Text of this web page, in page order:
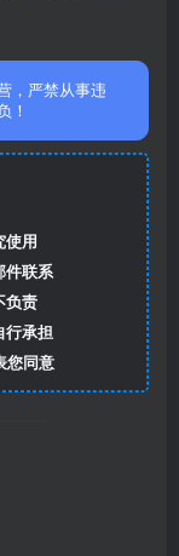
，严禁从事违
！
使用
件联系
负责
行承担
您同意